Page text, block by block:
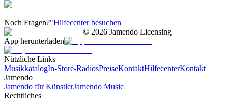
Noch Fragen?"Hilfecenter besuchen
© 2026 Jamendo Licensing
App herunterladen
Nützliche Links
MusikkatalogIn-Store-RadiosPreiseKontaktHilfecenterKontakt
Jamendo
Jamendo für KünstlerJamendo Music
Rechtliches